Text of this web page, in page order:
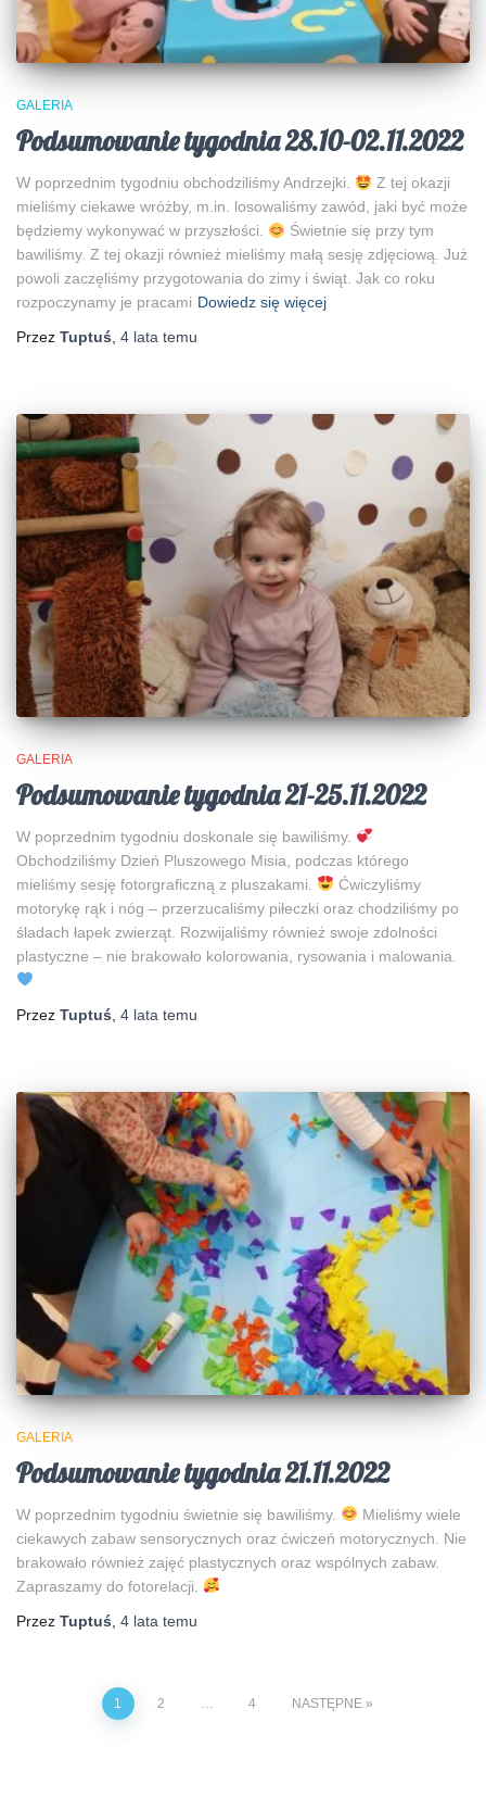
GALERIA
Podsumowanie tygodnia 28.10-02.11.2022
W poprzednim tygodniu obchodziliśmy Andrzejki.
Z tej okazji
mieliśmy ciekawe wróżby, m.in. losowaliśmy zawód, jaki być może
będziemy wykonywać w przyszłości.
Świetnie się przy tym
bawiliśmy. Z tej okazji również mieliśmy małą sesję zdjęciową. Już
powoli zaczęliśmy przygotowania do zimy i świąt. Jak co roku
rozpoczynamy je pracami Dowiedz się więcej
Przez Tuptuś, 4 lata temu
GALERIA
Podsumowanie tygodnia 21-25.11.2022
W poprzednim tygodniu doskonale się bawiliśmy.
Obchodziliśmy Dzień Pluszowego Misia, podczas którego
mieliśmy sesję fotorgraficzną z pluszakami.
Ćwiczyliśmy
motorykę rąk i nóg – przerzucaliśmy piłeczki oraz chodziliśmy po
śladach łapek zwierząt. Rozwijaliśmy również swoje zdolności
plastyczne – nie brakowało kolorowania, rysowania i malowania.
Przez Tuptuś 4 lata temu
GALERIA
Podsumowanie tygodnia 21.11.2022
W poprzednim tygodniu świetnie się bawiliśmy.
Mieliśmy wiele
ciekawych zabaw sensorycznych oraz ćwiczeń motorycznych. Nie
brakowało również zajęć plastycznych oraz wspólnych zabaw.
Zapraszamy do fotorelacji.
Przez Tuptuś 4 lata temu
1 2 4 NASTĘPNE